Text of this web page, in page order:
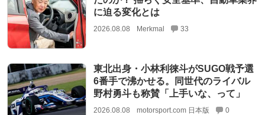
に迫る変化とは
2026.08.08 Merkmal 33
東北出身・小林利徠斗がSUGO戦予選
6番手で沸かせる。同世代のライバル
野村勇斗も称賛「上手いな、って」
2026.08.08 motorsport.com 日本版 0